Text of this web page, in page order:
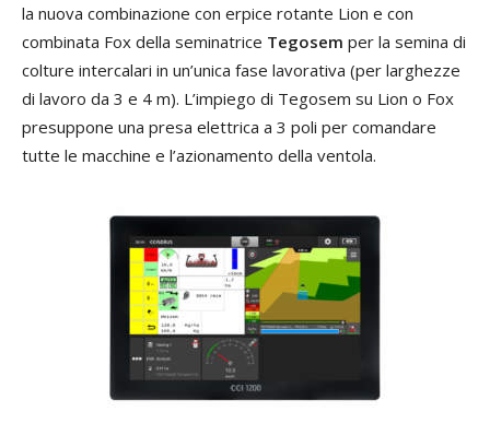
la nuova combinazione con erpice rotante Lion e con
combinata Fox della seminatrice Tegosem per la semina di
colture intercalari in un’unica fase lavorativa (per larghezze
di lavoro da 3 e 4 m). L’impiego di Tegosem su Lion o Fox
presuppone una presa elettrica a 3 poli per comandare
tutte le macchine e l’azionamento della ventola.